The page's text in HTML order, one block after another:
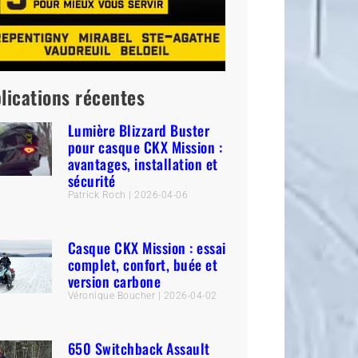
récentes
Lumière Blizzard Buster
pour casque CKX Mission :
avantages, installation et
sécurité
Patrick Roch 2026-04-06
Casque CKX Mission : essai
complet, confort, buée et
version carbone
Véronique Boucher 2026-04-02
650 Switchback Assault